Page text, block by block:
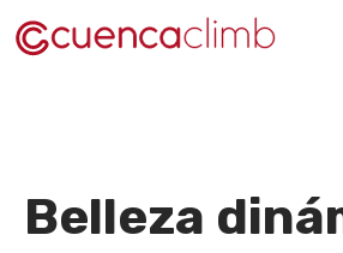
Saltar
al
Belleza